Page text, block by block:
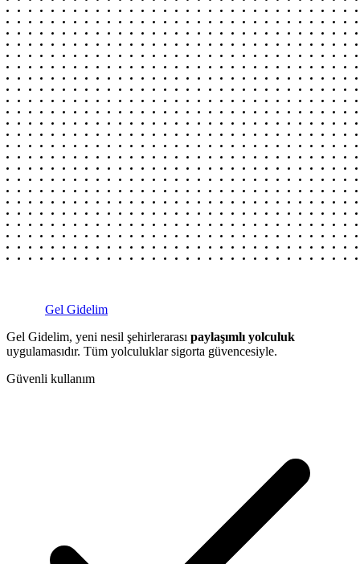
Gel Gidelim
Gel Gidelim, yeni nesil şehirlerarası paylaşımlı yolculuk
uygulamasıdır. Tüm yolculuklar sigorta güvencesiyle.
Güvenli kullanım